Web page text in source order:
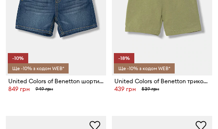
-10%
Ще -10% з кодом WEB*
United Colors of Benetton шорти дитячі джинсові
849 грн
949 грн
-18%
Ще -10% з кодом WEB*
United Colors of Benetton трикотажні шорти дитячі бавовняні
439 грн
539 грн